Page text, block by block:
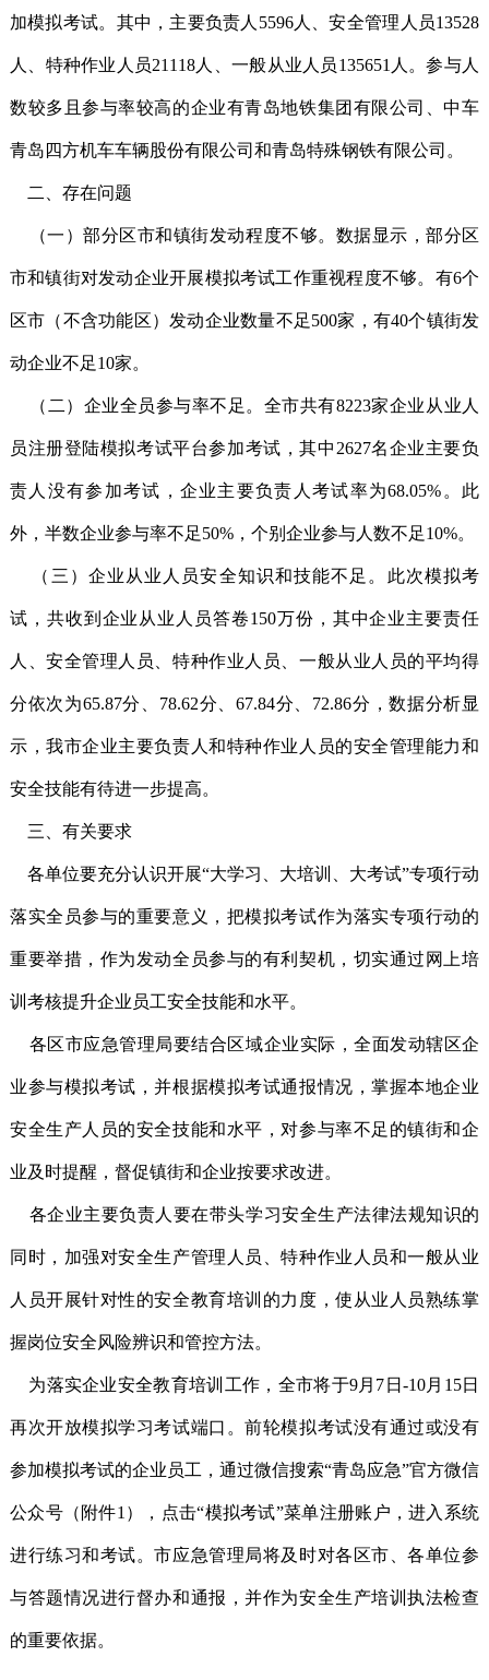
加模拟考试。其中，主要负责人5596人、安全管理人员13528
人、特种作业人员21118人、一般从业人员135651人。参与人
数较多且参与率较高的企业有青岛地铁集团有限公司、中车
青岛四方机车车辆股份有限公司和青岛特殊钢铁有限公司。
二、存在问题
（一）部分区市和镇街发动程度不够。数据显示，部分区
市和镇街对发动企业开展模拟考试工作重视程度不够。有6个
区市（不含功能区）发动企业数量不足500家，有40个镇街发
动企业不足10家。
（二）企业全员参与率不足。全市共有8223家企业从业人
员注册登陆模拟考试平台参加考试，其中2627名企业主要负
责人没有参加考试，企业主要负责人考试率为68.05%。此
外，半数企业参与率不足50%，个别企业参与人数不足10%。
（三）企业从业人员安全知识和技能不足。此次模拟考
试，共收到企业从业人员答卷150万份，其中企业主要责任
人、安全管理人员、特种作业人员、一般从业人员的平均得
分依次为65.87分、78.62分、67.84分、72.86分，数据分析显
示，我市企业主要负责人和特种作业人员的安全管理能力和
安全技能有待进一步提高。
三、有关要求
各单位要充分认识开展“大学习、大培训、大考试”专项行动
落实全员参与的重要意义，把模拟考试作为落实专项行动的
重要举措，作为发动全员参与的有利契机，切实通过网上培
训考核提升企业员工安全技能和水平。
各区市应急管理局要结合区域企业实际，全面发动辖区企
业参与模拟考试，并根据模拟考试通报情况，掌握本地企业
安全生产人员的安全技能和水平，对参与率不足的镇街和企
业及时提醒，督促镇街和企业按要求改进。
各企业主要负责人要在带头学习安全生产法律法规知识的
同时，加强对安全生产管理人员、特种作业人员和一般从业
人员开展针对性的安全教育培训的力度，使从业人员熟练掌
握岗位安全风险辨识和管控方法。
为落实企业安全教育培训工作，全市将于9月7日-10月15日
再次开放模拟学习考试端口。前轮模拟考试没有通过或没有
参加模拟考试的企业员工，通过微信搜索“青岛应急”官方微信
公众号（附件1），点击“模拟考试”菜单注册账户，进入系统
进行练习和考试。市应急管理局将及时对各区市、各单位参
与答题情况进行督办和通报，并作为安全生产培训执法检查
的重要依据。